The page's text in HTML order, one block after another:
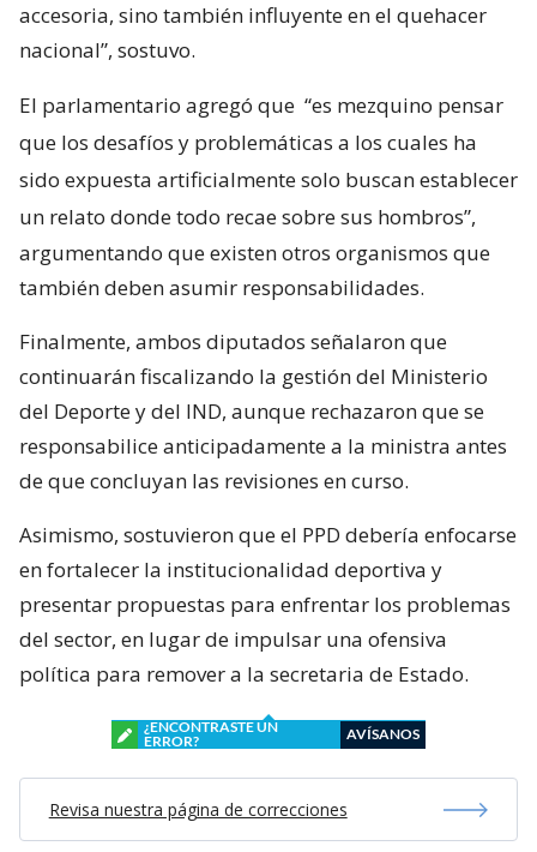
accesoria, sino también influyente en el quehacer
nacional”, sostuvo.
El parlamentario agregó que “es mezquino pensar
que los desafíos y problemáticas a los cuales ha
sido expuesta artificialmente solo buscan establecer
un relato donde todo recae sobre sus hombros”,
argumentando que existen otros organismos que
también deben asumir responsabilidades.
Finalmente, ambos diputados señalaron que
continuarán fiscalizando la gestión del Ministerio
del Deporte y del IND, aunque rechazaron que se
responsabilice anticipadamente a la ministra antes
de que concluyan las revisiones en curso.
Asimismo, sostuvieron que el PPD debería enfocarse
en fortalecer la institucionalidad deportiva y
presentar propuestas para enfrentar los problemas
del sector, en lugar de impulsar una ofensiva
política para remover a la secretaria de Estado.
¿ENCONTRASTE UN
ERROR?
AVÍSANOS
Revisa nuestra página de correcciones